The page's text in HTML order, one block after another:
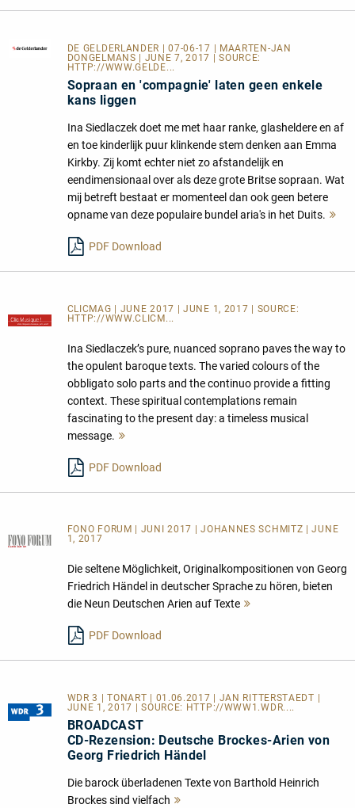
DE GELDERLANDER | 07-06-17 | MAARTEN-JAN
DONGELMANS | JUNE 7, 2017 | SOURCE:
HTTP://WWW.GELDE...
Sopraan en 'compagnie' laten geen enkele
kans liggen
Ina Siedlaczek doet me met haar ranke, glasheldere en af
en toe kinderlijk puur klinkende stem denken aan Emma
Kirkby. Zij komt echter niet zo afstandelijk en
eendimensionaal over als deze grote Britse sopraan. Wat
mij betreft bestaat er momenteel dan ook geen betere
opname van deze populaire bundel aria's in het Duits.
PDF Download
CLICMAG | JUNE 2017 | JUNE 1, 2017 | SOURCE:
HTTP://WWW.CLICM...
Ina Siedlaczek’s pure, nuanced soprano paves the way to
the opulent baroque texts. The varied colours of the
obbligato solo parts and the continuo provide a fitting
context. These spiritual contemplations remain
fascinating to the present day: a timeless musical
message.
PDF Download
FONO FORUM | JUNI 2017 | JOHANNES SCHMITZ | JUNE
1, 2017
Die seltene Möglichkeit, Originalkompositionen von Georg
Friedrich Händel in deutscher Sprache zu hören, bieten
die Neun Deutschen Arien auf Texte
PDF Download
WDR 3 | TONART | 01.06.2017 | JAN RITTERSTAEDT |
JUNE 1, 2017 | SOURCE: HTTP://WWW1.WDR....
BROADCAST
CD-Rezension: Deutsche Brockes-Arien von
Georg Friedrich Händel
Die barock überladenen Texte von Barthold Heinrich
Brockes sind vielfach